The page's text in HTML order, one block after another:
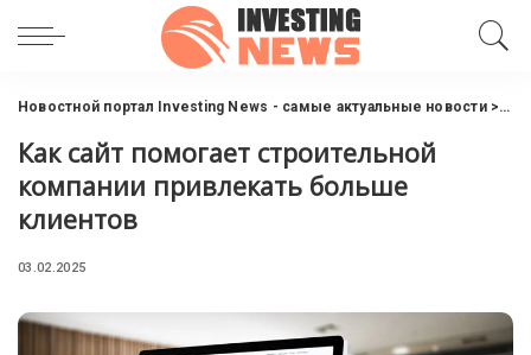
Новостной портал Investing News - самые актуальные новости>
Как сайт помогает строительной
компании привлекать больше
клиентов
03.02.2025